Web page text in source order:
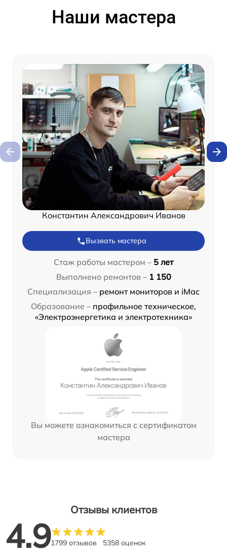
Наши мастера
Константин Александрович Иванов
Вызвать мастера
Стаж работы мастером – 5 лет
Выполнено ремонтов – 1 150
Специализация – ремонт мониторов и iMac
Образование – профильное техническое,
«Электроэнергетика и электротехника»
Вы можете ознакомиться с сертификатом
мастера
Отзывы клиентов
4.91799 отзывов 5358 оценок